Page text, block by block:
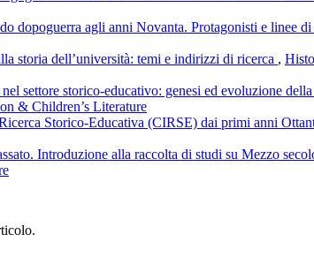
dopoguerra agli anni Novanta. Protagonisti e linee di
storia dell’università: temi e indirizzi di ricerca ,
settore storico-educativo: genesi ed evoluzione
& Children’s Literature
Storico-Educativa (CIRSE) dai primi anni
Introduzione alla raccolta di studi su Mezzo